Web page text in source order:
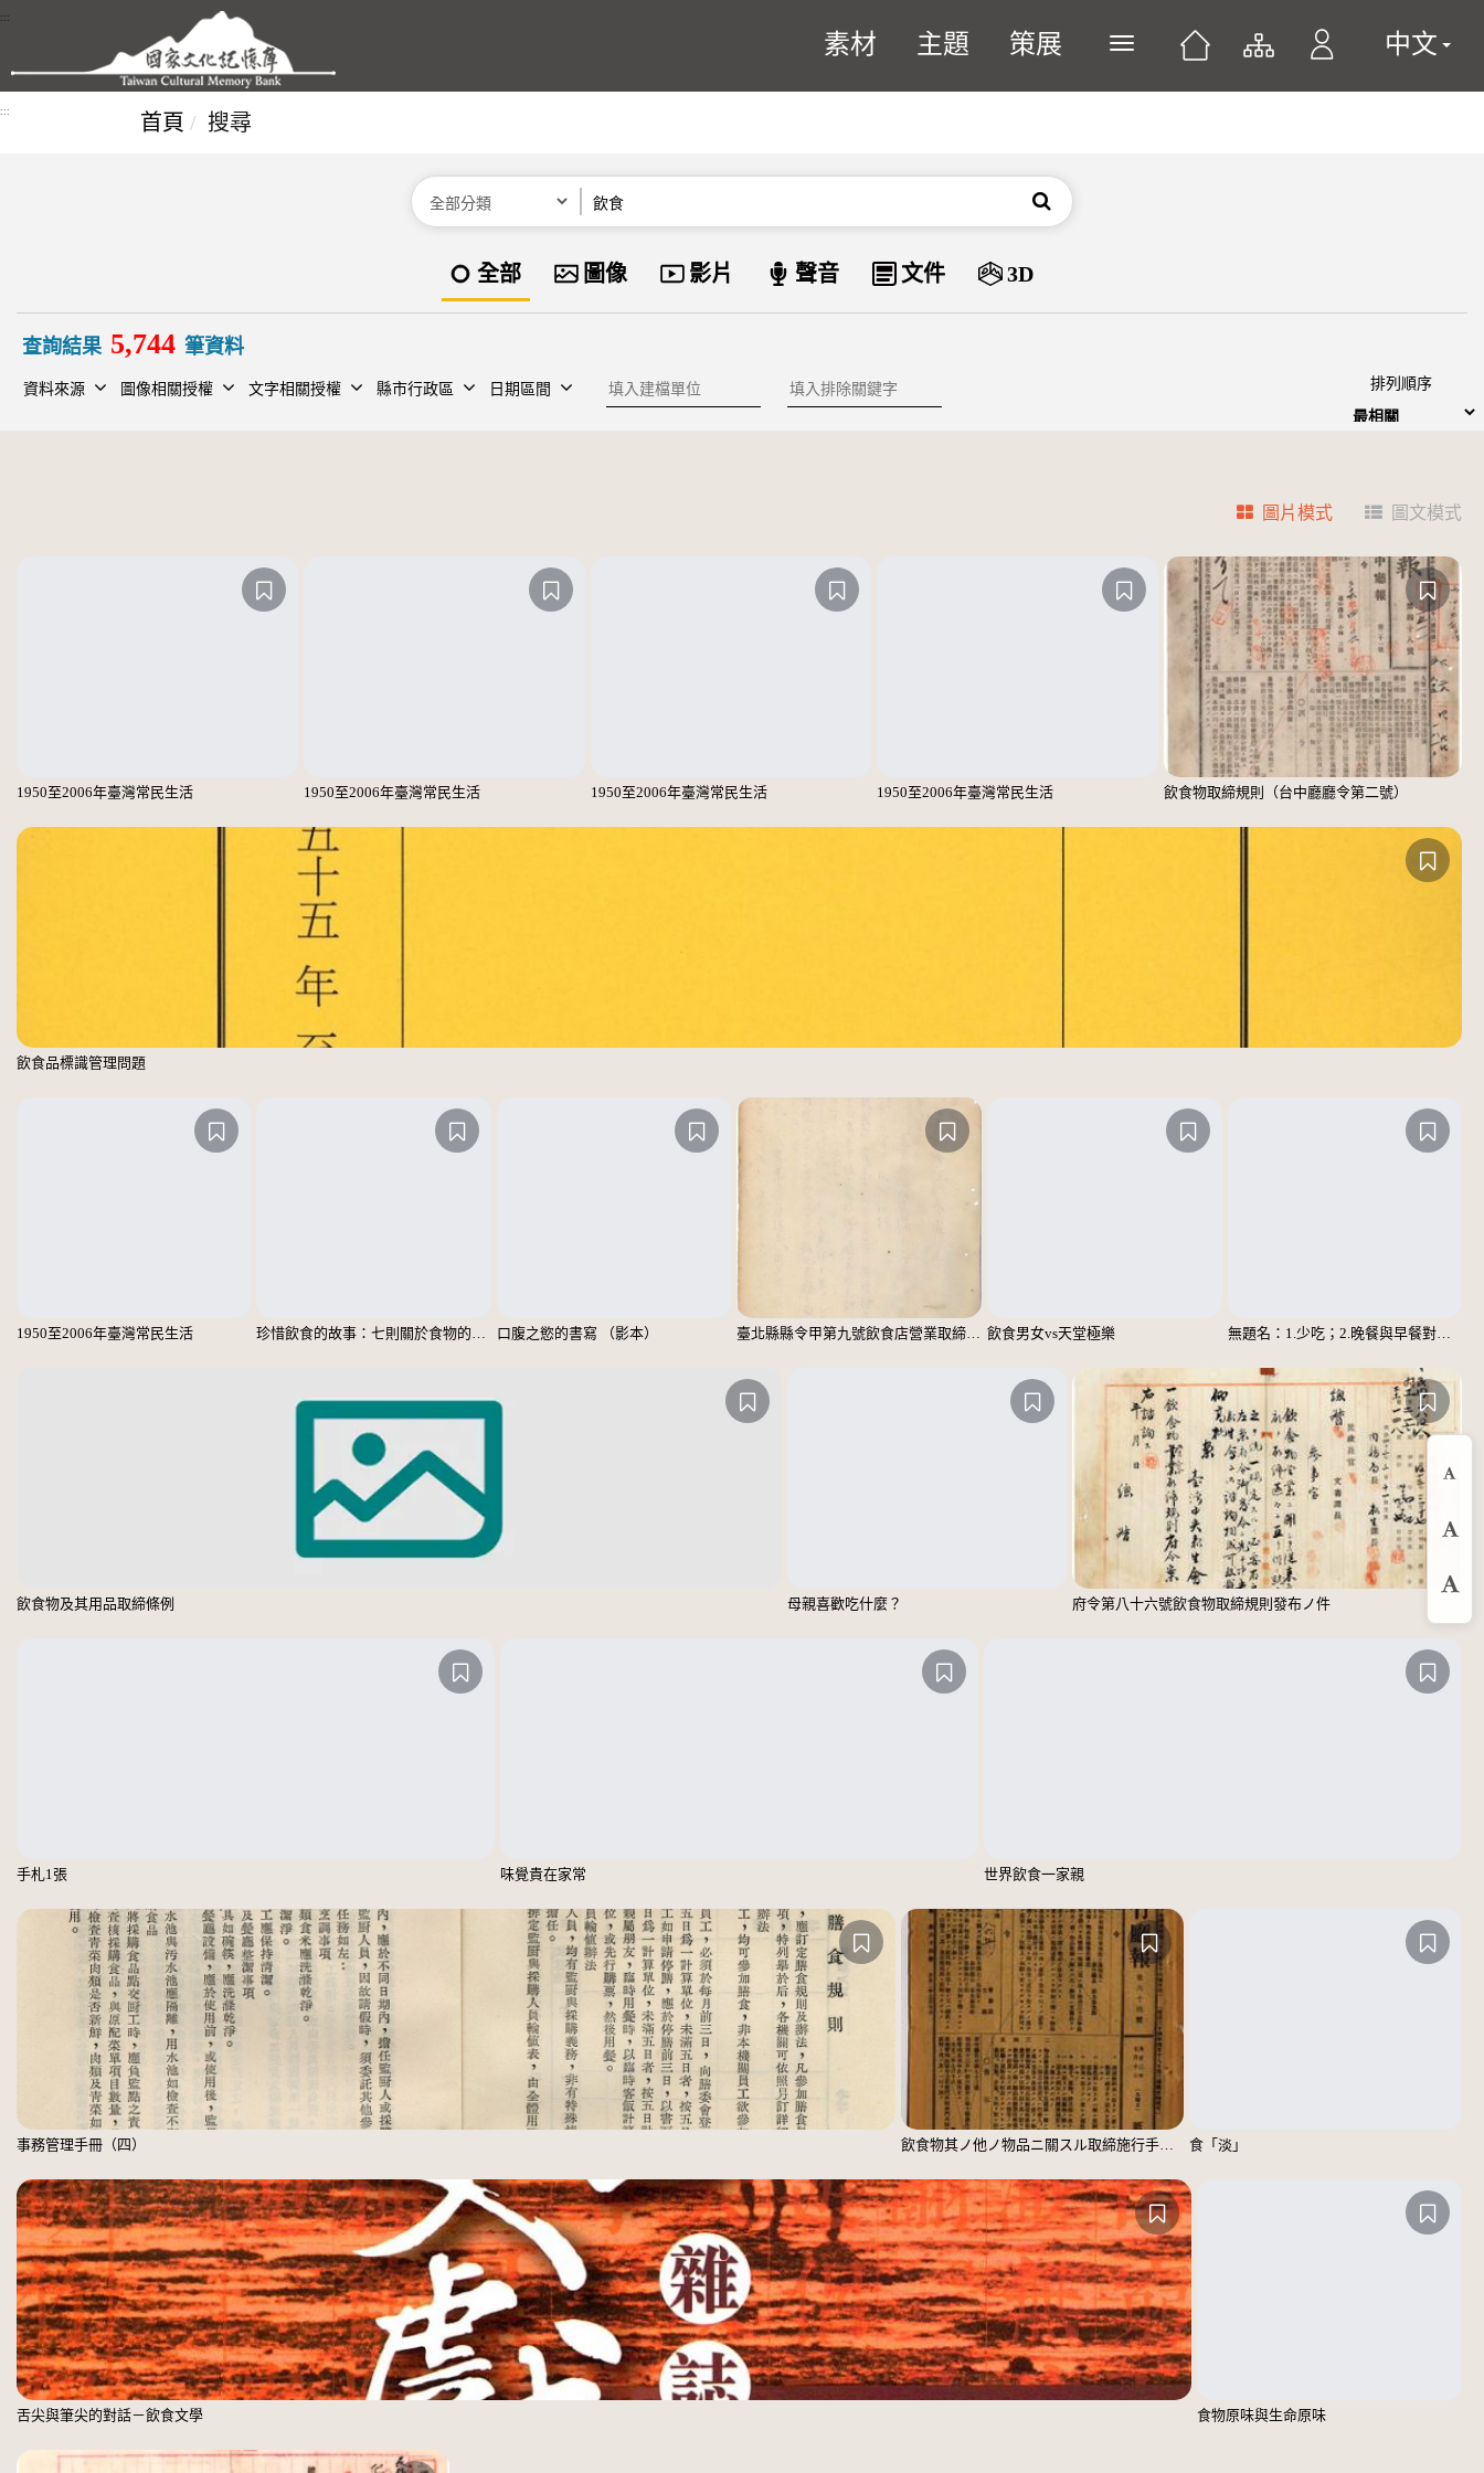
跳到主要內容區塊
:::
素材 主題 策展 展開或關閉主選單 中文
::: 首頁 搜尋
分類 搜尋
資料類型
全部 圖像 影片 聲音 文件 3D
查詢結果 5,744 筆資料
資料來源 圖像相關授權 文字相關授權 縣市行政區 日期區間 建檔單位 排除關鍵字 排列順序
圖片模式 圖文模式
1950至2006年臺灣常民生活 1950至2006年臺灣常民生活 1950至2006年臺灣常民生活 1950至2006年臺灣常民生活 飲食物取締規則（台中廳廳令第二號）
飲食品標識管理問題
1950至2006年臺灣常民生活 珍惜飲食的故事：七則關於食物的個人、家庭、家族、社會、國族記憶 口腹之慾的書寫 （影本） 臺北縣縣令甲第九號飲食店營業取締規則 飲食男女vs天堂極樂 無題名：1.少吃；2.晚餐與早餐對調……；3.主副食對調……；4.多運動
飲食物及其用品取締條例 母親喜歡吃什麼？ 府令第八十六號飲食物取締規則發布ノ件
手札1張 味覺貴在家常 世界飲食一家親
事務管理手冊（四） 飲食物其ノ他ノ物品ニ關スル取締施行手續（新竹廳訓令第二十號） 食「淡」
舌尖與筆尖的對話－飲食文學 食物原味與生命原味
放